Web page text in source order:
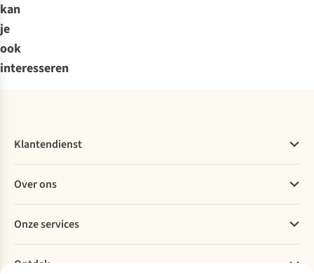
kan
je
ook
interesseren
Klantendienst
Bestellen
Betalen
Levering
Retourneren
Bestelling herroepen
Over ons
Explore More
Verantwoord ondernemen
Over Ayacucho
Onze services
Ontdek